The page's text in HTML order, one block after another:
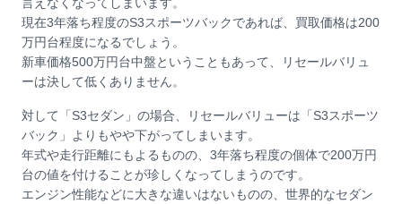
現在3年落ち程度のS3スポーツバックであれば、買取価格は200
万円台程度になるでしょう。
新車価格500万円台中盤ということもあって、リセールバリュ
ーは決して低くありません。
対して「S3セダン」の場合、リセールバリューは「S3スポーツ
バック」よりもやや下がってしまいます。
年式や走行距離にもよるものの、3年落ち程度の個体で200万円
台の値を付けることが珍しくなってしまうのです。
エンジン性能などに大きな違いはないものの、世界的なセダン